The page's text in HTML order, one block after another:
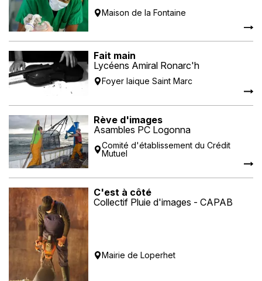
Maison de la Fontaine
Fait main
Lycéens Amiral Ronarc'h
Foyer laique Saint Marc
Rève d'images
Asambles PC Logonna
Comité d'établissement du Crédit
Mutuel
C'est à côté
Collectif Pluie d'images - CAPAB
Mairie de Loperhet